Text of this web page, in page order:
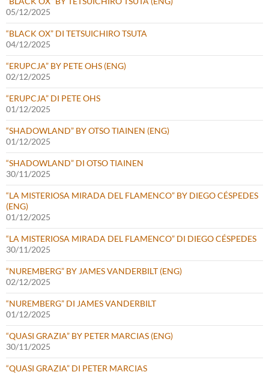
05/12/2025
“BLACK OX” DI TETSUICHIRO TSUTA
04/12/2025
“ERUPCJA” BY PETE OHS (ENG)
02/12/2025
“ERUPCJA” DI PETE OHS
01/12/2025
“SHADOWLAND” BY OTSO TIAINEN (ENG)
01/12/2025
“SHADOWLAND” DI OTSO TIAINEN
30/11/2025
“LA MISTERIOSA MIRADA DEL FLAMENCO” BY DIEGO CÉSPEDES
(ENG)
01/12/2025
“LA MISTERIOSA MIRADA DEL FLAMENCO” DI DIEGO CÉSPEDES
30/11/2025
“NUREMBERG” BY JAMES VANDERBILT (ENG)
02/12/2025
“NUREMBERG” DI JAMES VANDERBILT
01/12/2025
“QUASI GRAZIA” BY PETER MARCIAS (ENG)
30/11/2025
“QUASI GRAZIA” DI PETER MARCIAS